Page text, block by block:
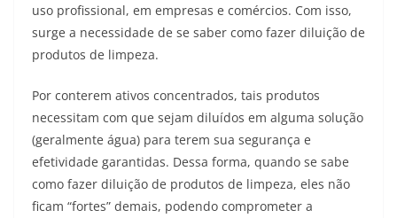
uso profissional, em empresas e comércios. Com isso,
surge a necessidade de se saber como fazer diluição de
produtos de limpeza.
Por conterem ativos concentrados, tais produtos
necessitam com que sejam diluídos em alguma solução
(geralmente água) para terem sua segurança e
efetividade garantidas. Dessa forma, quando se sabe
como fazer diluição de produtos de limpeza, eles não
ficam “fortes” demais, podendo comprometer a